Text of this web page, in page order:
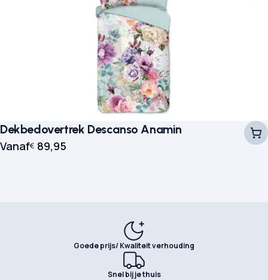
Dekbedovertrek Descanso Anamin
Vanaf€ 89,95
Goede prijs/ Kwaliteit verhouding
Snel bij je thuis